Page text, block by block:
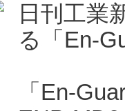
日刊工業
る「En-
「En-